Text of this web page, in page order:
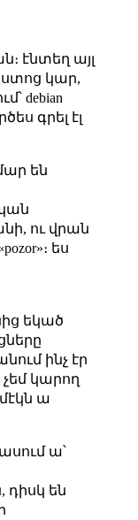
էնտեղ այլ
կար,
debian
գրել էլ
են
ու վրան
ես
եկած
ինչ էր
չեմ կարող
ա
ա՝
դիսկ են